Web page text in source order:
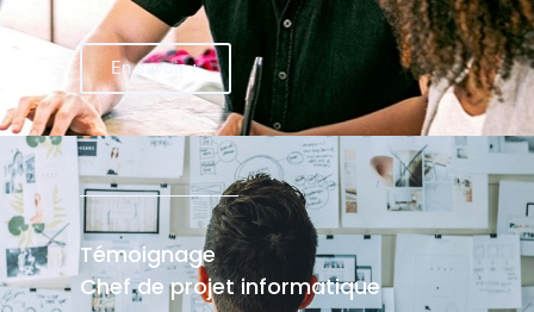
En savoir +
Témoignage
Chef de projet informatique